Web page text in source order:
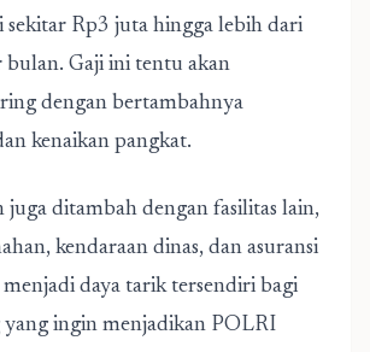
sekitar Rp3 juta hingga lebih dari
bulan. Gaji ini tentu akan
dengan bertambahnya
kenaikan pangkat.
juga ditambah dengan fasilitas lain,
kendaraan dinas, dan asuransi
menjadi daya tarik tersendiri bagi
yang ingin menjadikan POLRI